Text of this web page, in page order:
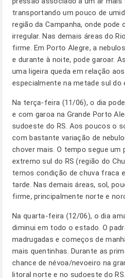
transportando um pouco de
região da Campanha, onde pode
irregular. Nas demais áreas do
firme. Em Porto Alegre, a
e durante à noite, pode garoar.
uma ligeira queda em relação
especialmente na metade sul do
Na terça-feira (11/06), o dia
e com garoa na Grande Porto
sudoeste do RS. Aos poucos o
com bastante variação de
chover mais. O tempo segue
extremo sul do RS (região do
temos condição de chuva fraca
tarde. Nas demais áreas, sol,
firme, principalmente norte e
Na quarta-feira (12/06), o dia
diminui em todo o estado. O
madrugadas e começos de
mais quentinhas. Durante as
chance de névoa/nevoeiro na
litoral norte e no sudoeste do